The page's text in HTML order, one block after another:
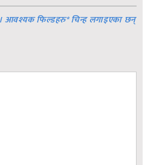
। आवश्यक फिल्डहरु*चिन्ह लगाइएका छन्